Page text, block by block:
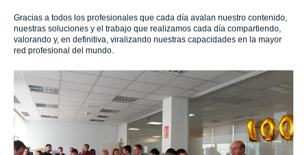
Gracias a todos los profesionales que cada día avalan nuestro contenido,
nuestras soluciones y el trabajo que realizamos cada día compartiendo,
valorando y, en definitiva, viralizando nuestras capacidades en la mayor
red profesional del mundo.